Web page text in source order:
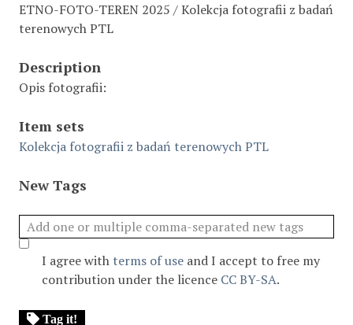
ETNO-FOTO-TEREN 2025 / Kolekcja fotografii z badań
terenowych PTL
Description
Opis fotografii:
Item sets
Kolekcja fotografii z badań terenowych PTL
New Tags
I agree with terms of use and I accept to free my
contribution under the licence CC BY-SA.
Tag it!